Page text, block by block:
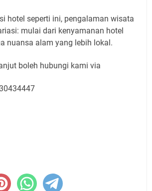
hotel seperti ini, pengalaman wisata
mulai dari kenyamanan hotel
nuansa alam yang lebih lokal.
boleh hubungi kami via